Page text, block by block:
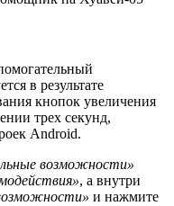
в результате
кнопок увеличения
трех секунд,
Android.
возможности»
, а внутри
и нажмите